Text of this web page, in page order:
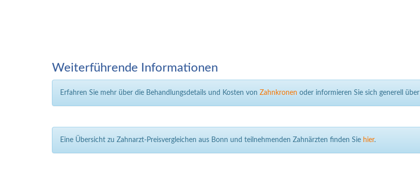
Weiterführende Informationen
Erfahren Sie mehr über die Behandlungsdetails und Kosten von Zahnkronen oder informieren Sie sich generell über
Eine Übersicht zu Zahnarzt-Preisvergleichen aus Bonn und teilnehmenden Zahnärzten finden Sie hier.